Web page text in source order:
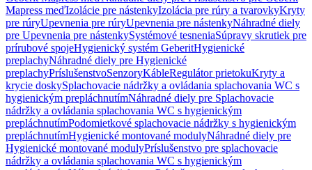
Mapress meďIzolácie pre nástenkyIzolácia pre rúry a tvarovkyKryty
pre rúryUpevnenia pre rúryUpevnenia pre nástenkyNáhradné diely
pre Upevnenia pre nástenkySystémové tesneniaSúpravy skrutiek pre
prírubové spojeHygienický systém GeberitHygienické
preplachyNáhradné diely pre Hygienické
preplachyPríslušenstvoSenzoryKábleRegulátor prietokuKryty a
krycie doskySplachovacie nádržky a ovládania splachovania WC s
hygienickým prepláchnutímNáhradné diely pre Splachovacie
nádržky a ovládania splachovania WC s hygienickým
prepláchnutímPodomietkové splachovacie nádržky s hygienickým
prepláchnutímHygienické montované modulyNáhradné diely pre
Hygienické montované modulyPríslušenstvo pre splachovacie
nádržky a ovládania splachovania WC s hygienickým